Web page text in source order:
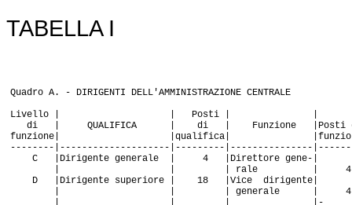
TABELLA I
Quadro A. - DIRIGENTI DELL'AMMINISTRAZIONE CENTRALE
Livello | | Posti | |
di | QUALIFICA | di | Funzione |Posti
funzione| |qualifica|
--------|--------------------|---------|---------------
C |Dirigente generale | 4 |Direttore gene-|
| | | rale | 4
D |Dirigente superiore | 18 |Vice dirigente|
| | | generale | 4
| | | |-